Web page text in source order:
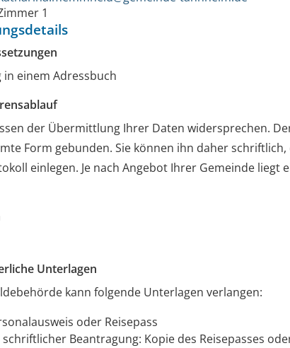
1
in einem Adressbuch
der Übermittlung Ihrer Daten widersprechen.
Form gebunden. Sie können ihn daher
einlegen. Je nach Angebot Ihrer Gemeinde liegt
Unterlagen
kann folgende Unterlagen verlangen:
oder Reisepass
schriftlicher Beantragung: Kopie des Reisepasses